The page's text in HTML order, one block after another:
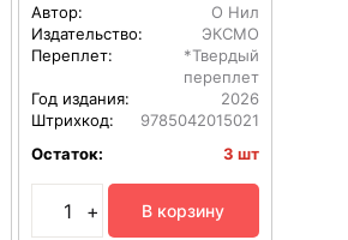
Автор:
О Нил
Издательство:
ЭКСМО
Переплет:
*Твердый
переплет
Год издания:
2026
Штрихкод:
9785042015021
Остаток:
3 шт
+ В корзину